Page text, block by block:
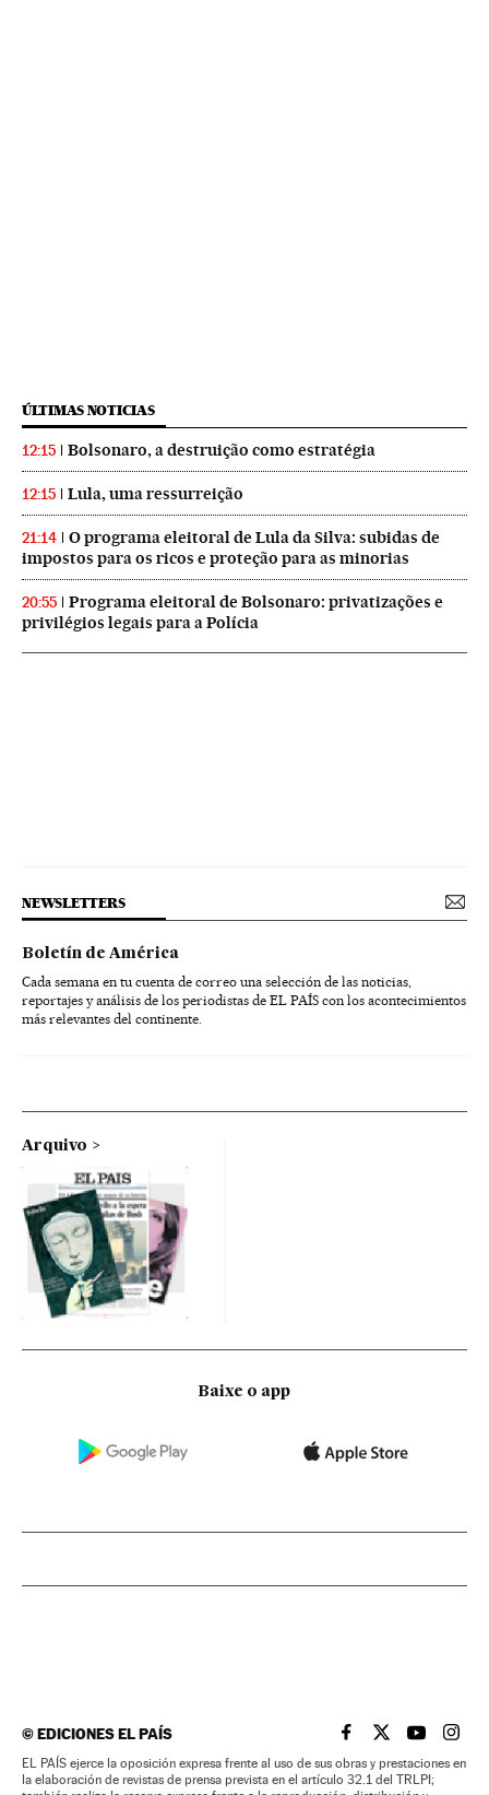
ÚLTIMAS NOTICIAS
12:15 Bolsonaro, a destruição como estratégia
12:15 Lula, uma ressurreição
21:14
O programa eleitoral de Lula da Silva: subidas de
impostos para os ricos e proteção para as minorias
20:55
Programa eleitoral de Bolsonaro: privatizações e
privilégios legais para a Polícia
NEWSLETTERS
Boletín de América
Cada semana en tu cuenta de correo una selección de las noticias,
reportajes y análisis de los periodistas de EL PAÍS con los acontecimientos
más relevantes del continente.
Arquivo
Baixe o app
©EDICIONES EL PAÍS EL PAÍS BRASIL EN
EL PAÍSEL PAÍS
EL
EL PAÍS ejerce la oposición expresa frente al uso de sus obras y prestaciones en
la elaboración de revistas de prensa prevista en el artículo 32.1 del TRLPI;